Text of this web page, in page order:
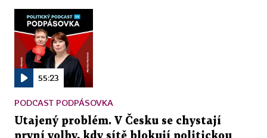
55:23
PODCAST PODPÁSOVKA
Utajený problém. V Česku se chystají